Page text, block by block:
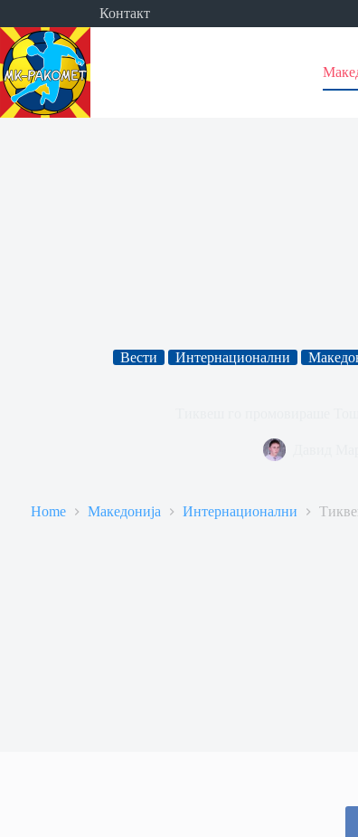
content
Контакт
Вести Интернационални
Home Македонија Интернационални